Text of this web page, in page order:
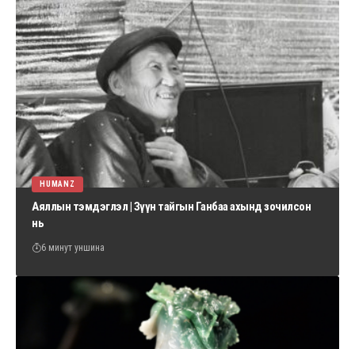
HUMANZ
Аяллын тэмдэглэл | Зүүн тайгын Ганбаа ахынд зочилсон
нь
6 минут уншина